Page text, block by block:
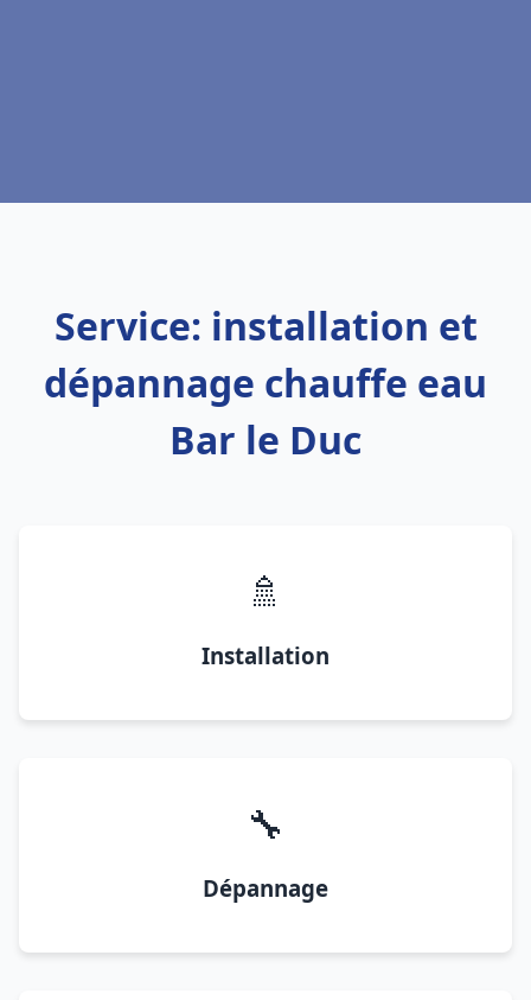
Service: installation et
dépannage chauffe eau
Bar le Duc
🚿
Installation
🔧
Dépannage